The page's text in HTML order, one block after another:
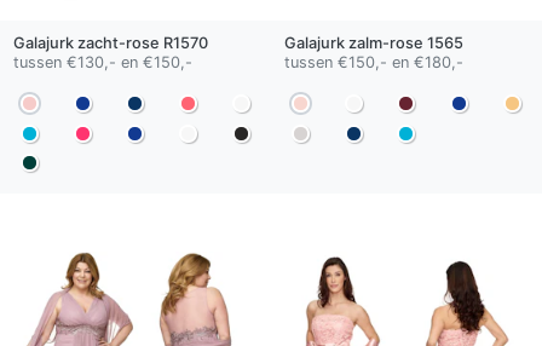
Galajurk zacht-rose R1570
tussen €130,- en €150,-
Galajurk zalm-rose 1565
tussen €150,- en €180,-